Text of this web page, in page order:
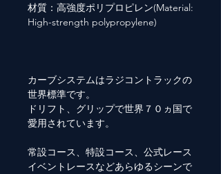
材質：高強度ポリプロピレン(Material:
High-strength polypropylene)
カーブシステムはラジコントラックの
世界標準です。
ドリフト、グリップで世界７０ヵ国で
愛用されています。
常設コース、特設コース、公式レース
イベントレースなどあらゆるシーンで